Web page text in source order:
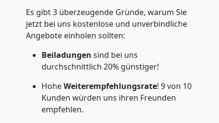
Es gibt 3 überzeugende Gründe, warum Sie
jetzt bei uns kostenlose und unverbindliche
Angebote einholen sollten:
Beiladungen sind bei uns
durchschnittlich 20% günstiger!
HoheWeiterempfehlungsrate! 9 von 10
Kunden würden uns ihren Freunden
empfehlen.